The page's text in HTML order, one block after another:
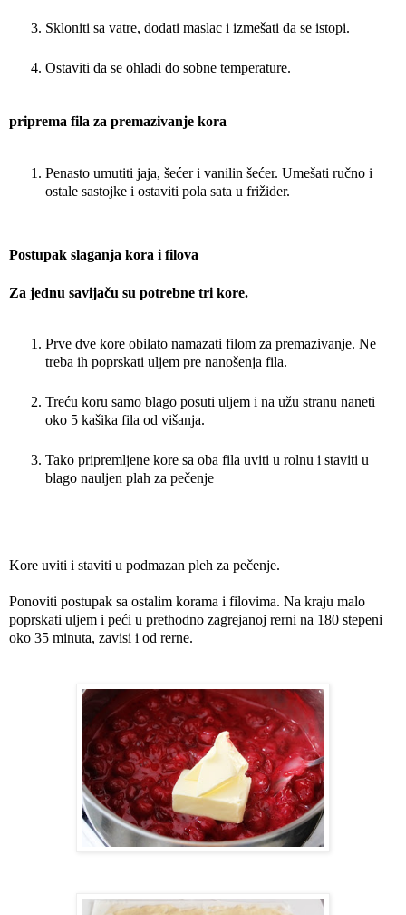
Skloniti sa vatre, dodati maslac i izmešati da se istopi.
Ostaviti da se ohladi do sobne temperature.
priprema fila za premazivanje kora
Penasto umutiti jaja, šećer i vanilin šećer. Umešati ručno i
ostale sastojke i ostaviti pola sata u frižider.
Postupak slaganja kora i filova
Za jednu savijaču su potrebne tri kore.
Prve dve kore obilato namazati filom za premazivanje. Ne
treba ih poprskati uljem pre nanošenja fila.
Treću koru samo blago posuti uljem i na užu stranu naneti
oko 5 kašika fila od višanja.
Tako pripremljene kore sa oba fila uviti u rolnu i staviti u
blago nauljen plah za pečenje
Kore uviti i staviti u podmazan pleh za pečenje.
Ponoviti postupak sa ostalim korama i filovima. Na kraju malo
poprskati uljem i peći u prethodno zagrejanoj rerni na 180 stepeni
oko 35 minuta, zavisi i od rerne.